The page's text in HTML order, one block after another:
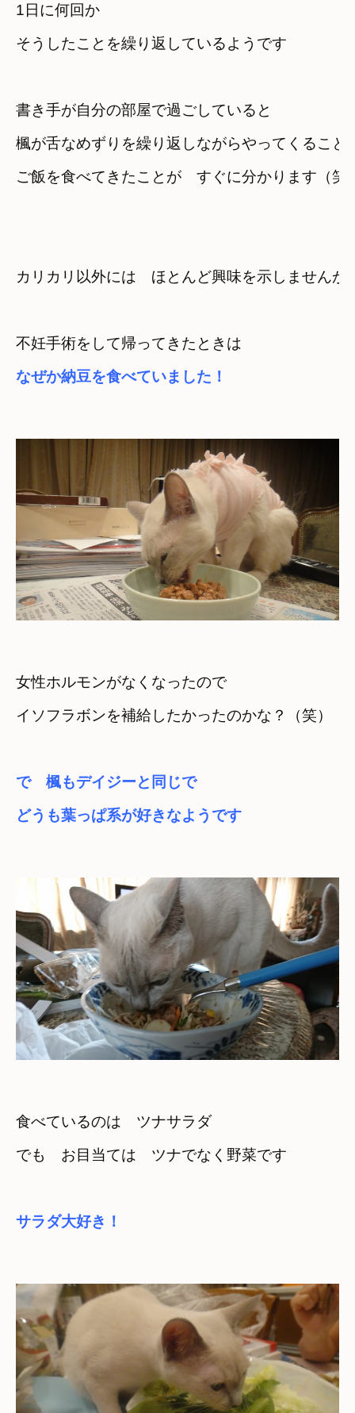
1日に何回か
そうしたことを繰り返しているようです
書き手が自分の部屋で過ごしていると
楓が舌なめずりを繰り返しながらやってくること
ご飯を食べてきたことが　すぐに分かります（笑
不妊手術をして帰ってきたときは
なぜか納豆を食べていました！
女性ホルモンがなくなったので
イソフラボンを補給したかったのかな？（笑）
で　楓もデイジーと同じで
どうも葉っぱ系が好きなようです
食べているのは　ツナサラダ
でも　お目当ては　ツナでなく野菜です
サラダ大好き！